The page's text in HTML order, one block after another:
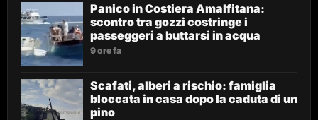
Panico in Costiera Amalfitana:
scontro tra gozzi costringe i
passeggeri a buttarsi in acqua
9 ore fa
Scafati, alberi a rischio: famiglia
bloccata in casa dopo la caduta di un
pino